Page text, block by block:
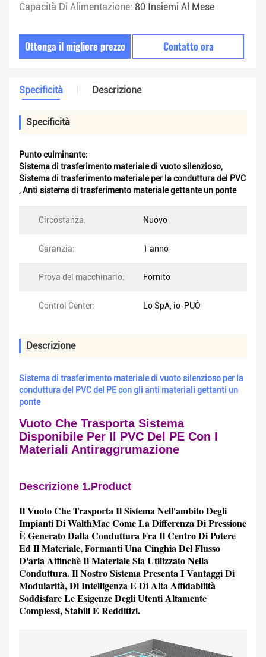
Capacità Di Alimentazione: 80 Insiemi Al Mese
Ottenga il migliore prezzo Contatto ora
Specificità Descrizione
Specificità
Punto culminante:
Sistema di trasferimento materiale di vuoto silenzioso,
Sistema di trasferimento materiale per la conduttura del PVC
,Anti sistema di trasferimento materiale gettante un ponte
Circostanza: Nuovo
Garanzia: 1 anno
Prova del macchinario: Fornito
Control Center: Lo SpA, io-PUÒ
Descrizione
Sistema di trasferimento materiale di vuoto silenzioso per la
conduttura del PVC del PE con gli anti materiali gettanti un
ponte
Vuoto Che Trasporta Sistema
Disponibile Per Il PVC Del PE Con I
Materiali Antiraggrumazione
Descrizione 1.Product
Il Vuoto Che Trasporta Il Sistema Nell'ambito Degli
Impianti Di WalthMac Come La Differenza Di Pressione
È Generato Dalla Conduttura Fra Il Centro Di Potere
Ed Il Materiale, Formanti Una Cinghia Del Flusso
D'aria Affinchè Il Materiale Sia Utilizzato Nella
Conduttura. Il Nostro Sistema Presenta I Vantaggi Di
Modularità, Di Intelligenza E Di Alta Affidabilità
Soddisfare Le Esigenze Degli Utenti Altamente
Complessi, Stabili E Redditizi.